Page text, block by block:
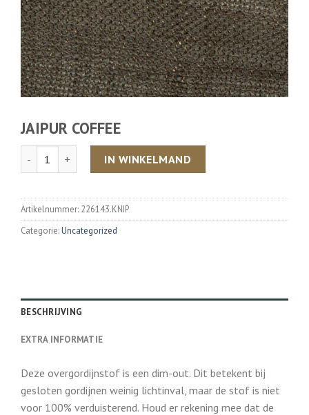
JAIPUR COFFEE
Aantal IN WINKELMAND
Artikelnummer: 226143.KNIP
Categorie:Uncategorized
BESCHRIJVING
EXTRA INFORMATIE
Deze overgordijnstof is een dim-out. Dit betekent bij
gesloten gordijnen weinig lichtinval, maar de stof is niet
voor 100% verduisterend. Houd er rekening mee dat de